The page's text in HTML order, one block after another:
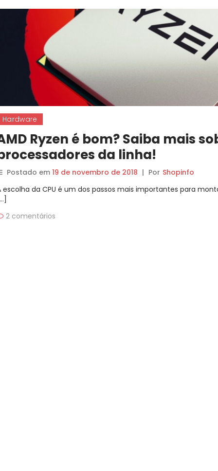
Hardware
Ryzen é bom? Saiba mais
da linha!
Postado em 19 de novembro de 2018 | Por Shopinfo
escolha da CPU é um dos passos mais importantes para
2 comentários